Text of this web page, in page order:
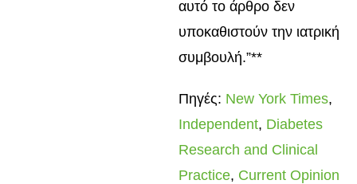
αυτό το άρθρο δεν
υποκαθιστούν την ιατρική
συμβουλή.”**
Πηγές: New York Times,
Independent, Diabetes
Research and Clinical
Practice, Current Opinion